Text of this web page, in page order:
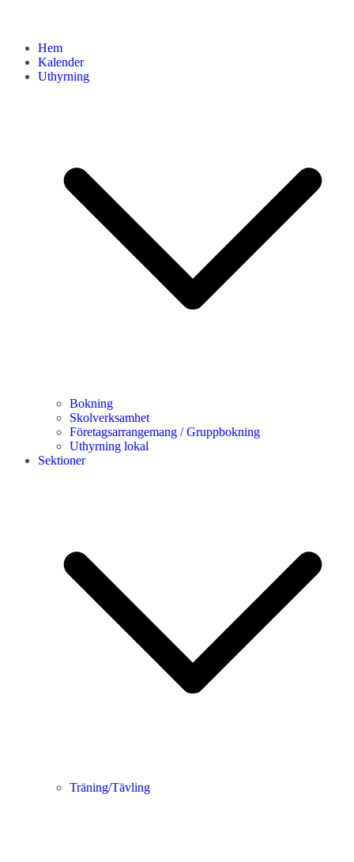
Hem
Kalender
Uthyrning
Bokning
Skolverksamhet
Företagsarrangemang / Gruppbokning
Uthyrning lokal
Sektioner
Träning/Tävling